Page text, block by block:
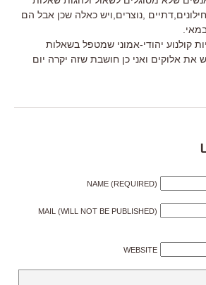
,נוצרים,ויש כאלה שכן אבל הם
קולנוע יהודי-אמוני שמטפל בשאלות
אלוקים ואני כן חושבת שזה יקרה יום
NAME (REQUIRED)
MAIL (WILL NOT BE PUBLISHED)
WEBSITE